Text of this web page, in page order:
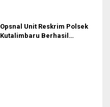
Opsnal Unit Reskrim Polsek
Kutalimbaru Berhasil